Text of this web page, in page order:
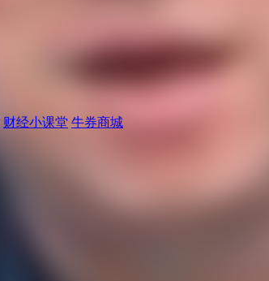
财经小课堂 牛券商城